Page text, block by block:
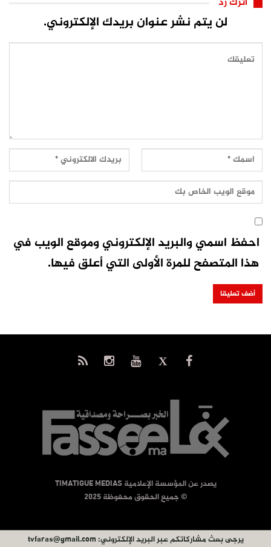
لن يتم نشر عنوان بريدك الإلكتروني.
احفظ اسمي والبريد الإلكتروني وموقع الويب في
هذا المتصفح للمرة الأولى التي أعلق فيها.
يصدر عن المؤسسة الإعلامية TIMATIGUE MEDIAS
© جميع الحقوق محفوظة 2025
يرجى بعث مشاركاتكم عبر البريد الإلكتروني:tvfaras@gmail.com